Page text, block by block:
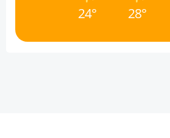
24° 28°